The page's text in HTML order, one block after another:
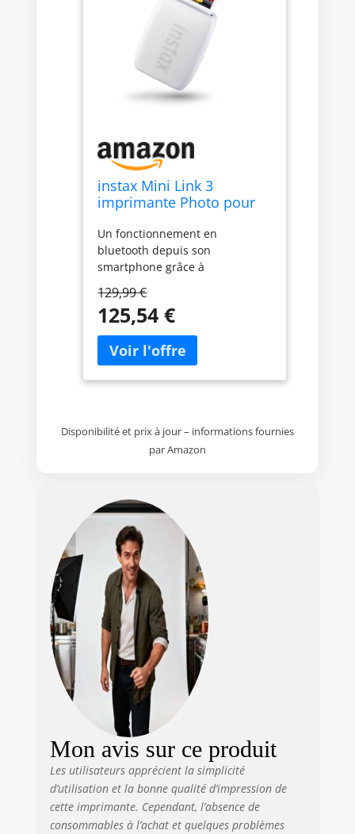
instax Mini Link 3
imprimante Photo pour
Un fonctionnement en
bluetooth depuis son
smartphone grâce à
Link» De nouvelles
fonctionnalités inédites ont été
développées : «instax AiR
Studio», pour imaginer un décor
digne d’un studio photo grâce
aux effets AR proposés & Click to
maison Un produit doté d’un
capteur de mouvement pour
mode, zoom… Deux qualités
d’impression possibles : instax
natural pour un rendu
conventionnel ou instax rich,
pour des couleurs plus
rayonnantes Une simplicité
d’utilisation et de nombreuses
options disponibles : Impression
simple pour imprimer
instantanément les plus belles
photos de son smartphone
Impression vidéo pour capturer
l’instant parfait, issu d’une vidéo
enregistrée dans le smartphone
Fonctionnalités créatives :
cadres, filtres, impression pêle-
mêle Fonction contrôle à
distance qui permet de mettre
tout le monde dans le cadre et
de déclencher la photo à
129,99 €
125,54 €
Disponibilité et prix à jour – informations fournies
par Amazon
Mon avis sur ce produit
Les utilisateurs apprécient la simplicité
d’utilisation et la bonne qualité d’impression de
cette imprimante. Cependant, l’absence de
consommables à l’achat et quelques problèmes